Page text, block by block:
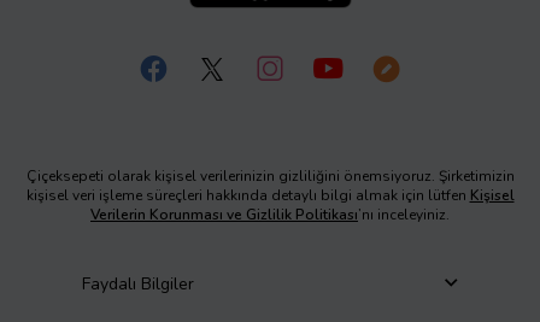
Çiçeksepeti olarak kişisel verilerinizin gizliliğini önemsiyoruz. Şirketimizin
kişisel veri işleme süreçleri hakkında detaylı bilgi almak için lütfen Kişisel
Verilerin Korunması ve Gizlilik Politikası’nı inceleyiniz.
Faydalı Bilgiler